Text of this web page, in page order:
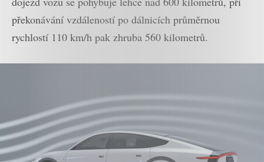
překonávání vzdáleností po dálnicích průměrnou
rychlostí 110 km/h pak zhruba 560 kilometrů.